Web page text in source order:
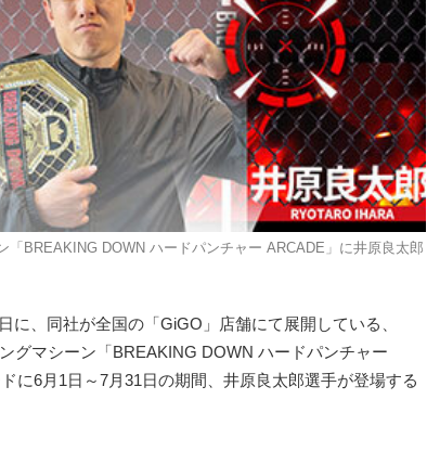
「BREAKING DOWN ハードパンチャー ARCADE」に井原良太郎
に、同社が全国の「GiGO」店舗にて展開している、
グマシーン「BREAKING DOWN ハードパンチャー
に6月1日～7月31日の期間、井原良太郎選手が登場する